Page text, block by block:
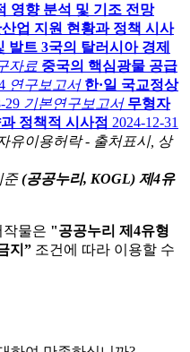
영향 분석 및 기조 전망
업 지원 현황과 정책 시사
발트 3국의 탈러시아 경제
자료 중국의 핵심광물 공급
연구보고서 한·일 국교정상
29 기본연구보고서 무형자
정책적 시사점 2024-12-31
준 (공공누리, KOGL) 제4유
물은 "공공누리 제4유형
지” 조건에 따라 이용할 수